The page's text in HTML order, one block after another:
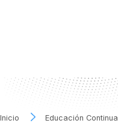
Inicio Educación Continua